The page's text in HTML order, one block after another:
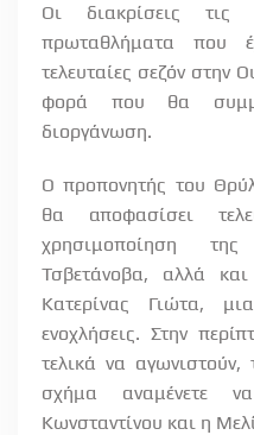
Οι διακρίσεις τις
πρωταθλήματα που
τελευταίες σεζόν στην
φορά που θα
διοργάνωση.
Ο προπονητής του
θα αποφασίσει
χρησιμοποίηση
Τσβετάνοβα, αλλά και
Κατερίνας Γιώτα,
ενοχλήσεις. Στην
τελικά να
σχήμα αναμένετε
Κωνσταντίνου και η